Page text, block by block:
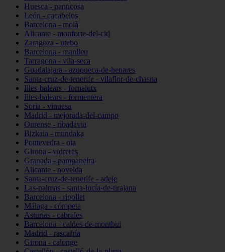
Huesca - panticosa
León - cacabelos
Barcelona - moià
Alicante - monforte-del-cid
Zaragoza - utebo
Barcelona - manlleu
Tarragona - vila-seca
Guadalajara - azuqueca-de-henares
Santa-cruz-de-tenerife - vilaflor-de-chasna
Illes-balears - fornalutx
Illes-balears - formentera
Soria - vinuesa
Madrid - mejorada-del-campo
Ourense - ribadavia
Bizkaia - mundaka
Pontevedra - oia
Girona - vidreres
Granada - pampaneira
Alicante - novelda
Santa-cruz-de-tenerife - adeje
Las-palmas - santa-lucía-de-tirajana
Barcelona - ripollet
Málaga - cómpeta
Asturias - cabrales
Barcelona - caldes-de-montbui
Madrid - rascafría
Girona - calonge